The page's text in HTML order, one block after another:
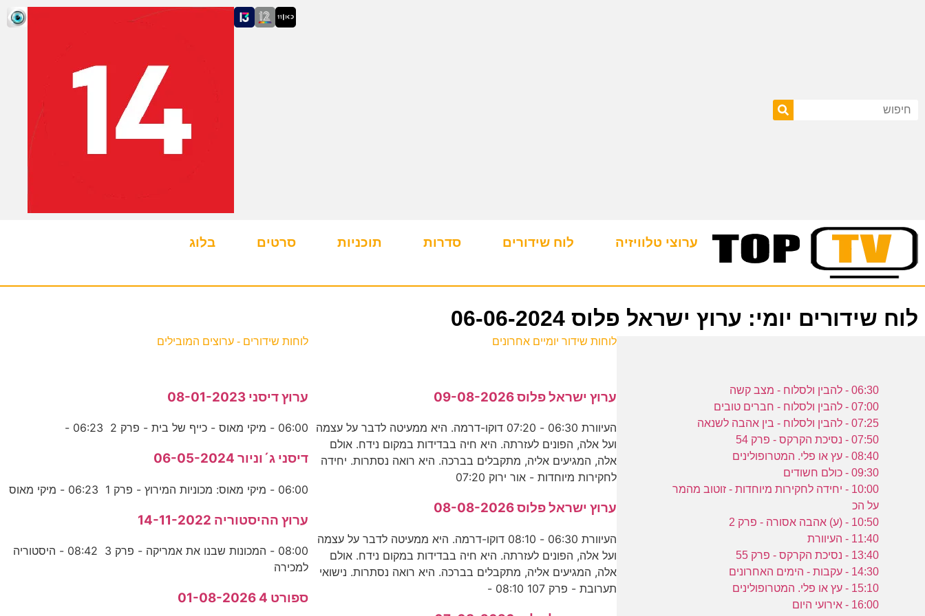
ערוצי טלוויזיה לוח שידורים סדרות תוכניות סרטים בלוג
לוח שידורים יומי: ערוץ ישראל פלוס 06-06-2024
06:30 - להבין ולסלוח - מצב קשה
07:00 - להבין ולסלוח - חברים טובים
07:25 - להבין ולסלוח - בין אהבה לשנאה
07:50 - נסיכת הקרקס - פרק 54
08:40 - עץ או פלי. המטרופולינים
09:30 - כולם חשודים
10:00 - יחידה לחקירות מיוחדות - זוטוב מהמר
על הכ
10:50 - (ע) אהבה אסורה - פרק 2
11:40 - העיוורת
13:40 - נסיכת הקרקס - פרק 55
14:30 - עקבות - הימים האחרונים
15:10 - עץ או פלי. המטרופולינים
16:00 - אירועי היום
לוחות שידור יומיים אחרונים
ערוץ ישראל פלוס 09-08-2026
העיוורת 06:30 - 07:20 דוקו-דרמה. היא ממעיטה לדבר על עצמה
ועל אלה, הפונים לעזרתה. היא חיה בבדידות במקום נידח. אולם
אלה, המגיעים אליה, מתקבלים בברכה. היא רואה נסתרות. יחידה
לחקירות מיוחדות - אור ירוק 07:20
ערוץ ישראל פלוס 08-08-2026
העיוורת 06:30 - 08:10 דוקו-דרמה. היא ממעיטה לדבר על עצמה
ועל אלה, הפונים לעזרתה. היא חיה בבדידות במקום נידח. אולם
אלה, המגיעים אליה, מתקבלים בברכה. היא רואה נסתרות. נישואי
תערובת - פרק 107 08:10 -
לוחות שידורים - ערוצים המובילים
ערוץ דיסני 08-01-2023
06:00 - מיקי מאוס - כייף של בית - פרק 2 06:23 -
דיסני ג´וניור 06-05-2024
06:00 - מיקי מאוס: מכוניות המירוץ - פרק 1 06:23 - מיקי מאוס
ערוץ ההיסטוריה 14-11-2022
08:00 - המכונות שבנו את אמריקה - פרק 3 08:42 - היסטוריה
למכירה
ספורט 4 01-08-2026